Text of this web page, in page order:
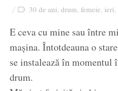
30 de ani, drum, femeie, ieri,
E ceva cu mine sau între
mașina. Întotdeauna o
se instalează în momentul
drum.